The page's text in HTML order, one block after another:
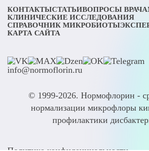
КОНТАКТЫСТАТЬИВОПРОСЫ
КЛИНИЧЕСКИЕ ИССЛЕДОВАНИЯ
СПРАВОЧНИК МИКРОБИОТЫ
КАРТА САЙТА
info@normoflorin.ru
© 1999-2026. Нормофлорин -
нормализации микрофлоры
профилактики